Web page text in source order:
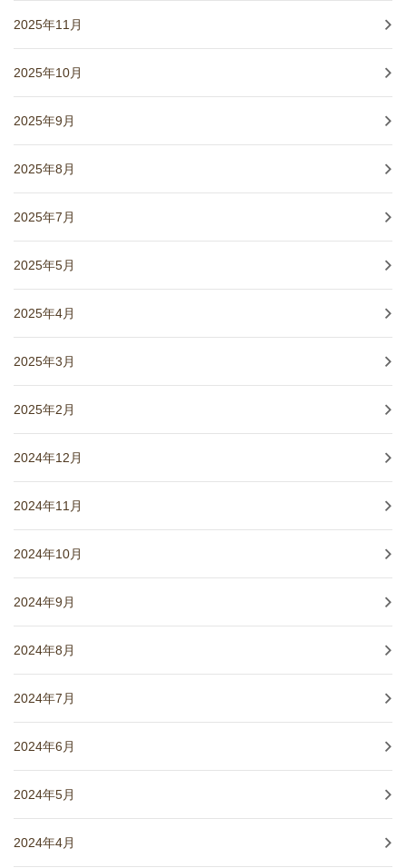
2025年11月
2025年10月
2025年9月
2025年8月
2025年7月
2025年5月
2025年4月
2025年3月
2025年2月
2024年12月
2024年11月
2024年10月
2024年9月
2024年8月
2024年7月
2024年6月
2024年5月
2024年4月